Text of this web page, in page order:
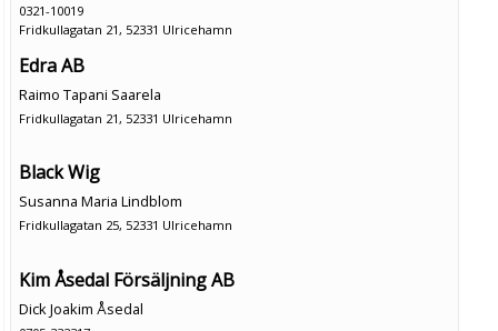
0321-10019
Fridkullagatan 21, 52331 Ulricehamn
Edra AB
Raimo Tapani Saarela
Fridkullagatan 21, 52331 Ulricehamn
Black Wig
Susanna Maria Lindblom
Fridkullagatan 25, 52331 Ulricehamn
Kim Åsedal Försäljning AB
Dick Joakim Åsedal